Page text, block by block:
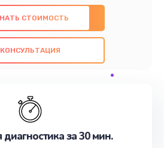
и качественный ремонт с
компонентов, а
качество всех
Наша цель - предоставить
Не медлите записаться на
СТОИМОСТЬ
КОНСУЛЬТАЦИЯ
диагностика за 30 мин.